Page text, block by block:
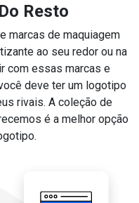
Resto
marcas de maquiagem
ao seu redor ou na
com essas marcas e
deve ter um logotipo
rivais. A coleção de
é a melhor opção